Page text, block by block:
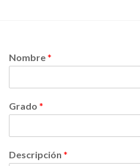
Nombre*
Grado *
Descripción *